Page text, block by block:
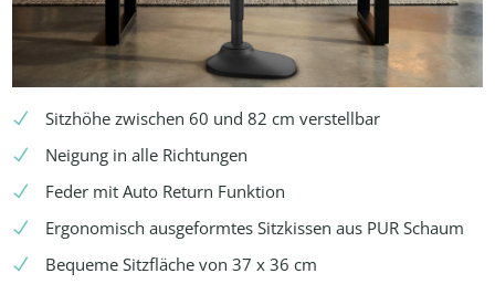
Sitzhöhe zwischen 60 und 82 cm verstellbar
Neigung in alle Richtungen
Feder mit Auto Return Funktion
Ergonomisch ausgeformtes Sitzkissen aus PUR Schaum
Bequeme Sitzfläche von 37 x 36 cm